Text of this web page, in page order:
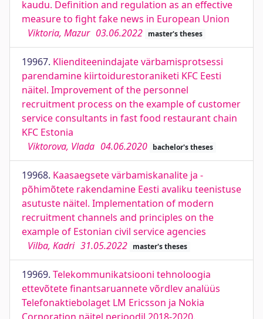
kaudu. Definition and regulation as an effective
measure to fight fake news in European Union
Viktoria, Mazur 03.06.2022 master's theses
19967. Klienditeenindajate värbamisprotsessi
parendamine kiirtoidurestoraniketi KFC Eesti
näitel. Improvement of the personnel
recruitment process on the example of customer
service consultants in fast food restaurant chain
KFC Estonia
Viktorova, Vlada 04.06.2020 bachelor's theses
19968. Kaasaegsete värbamiskanalite ja -
põhimõtete rakendamine Eesti avaliku teenistuse
asutuste näitel. Implementation of modern
recruitment channels and principles on the
example of Estonian civil service agencies
Vilba, Kadri 31.05.2022 master's theses
19969. Telekommunikatsiooni tehnoloogia
ettevõtete finantsaruannete võrdlev analüüs
Telefonaktiebolaget LM Ericsson ja Nokia